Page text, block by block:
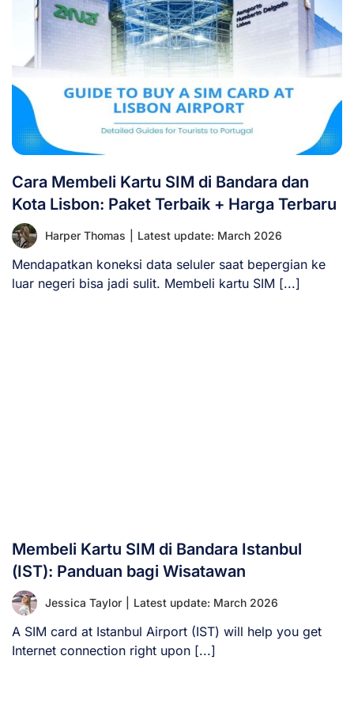
Cara Membeli Kartu SIM di Bandara dan
Kota Lisbon: Paket Terbaik + Harga Terbaru
Harper Thomas Latest update: March 2026
Mendapatkan koneksi data seluler saat bepergian ke
luar negeri bisa jadi sulit. Membeli kartu SIM [...]
Membeli Kartu SIM di Bandara Istanbul
(IST): Panduan bagi Wisatawan
Jessica Taylor Latest update: March 2026
A SIM card at Istanbul Airport (IST) will help you get
Internet connection right upon [...]